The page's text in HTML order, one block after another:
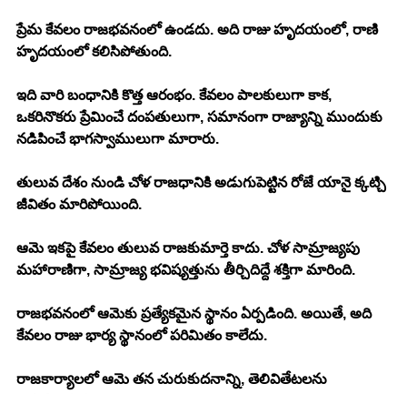
ప్రేమ కేవలం రాజభవనంలో ఉండదు. అది రాజు హృదయంలో, రాణి
హృదయంలో కలిసిపోతుంది.
ఇది వారి బంధానికి కొత్త ఆరంభం. కేవలం పాలకులుగా కాక,
ఒకరినొకరు ప్రేమించే దంపతులుగా, సమానంగా రాజ్యాన్ని ముందుకు
నడిపించే భాగస్వాములుగా మారారు.
తులువ దేశం నుండి చోళ రాజధానికి అడుగుపెట్టిన రోజే యానై క్కట్చి
జీవితం మారిపోయింది.
ఆమె ఇకపై కేవలం తులువ రాజకుమార్తె కాదు. చోళ సామ్రాజ్యపు
మహారాణిగా, సామ్రాజ్య భవిష్యత్తును తీర్చిదిద్దే శక్తిగా మారింది.
రాజభవనంలో ఆమెకు ప్రత్యేకమైన స్థానం ఏర్పడింది. అయితే, అది
కేవలం రాజు భార్య స్థానంలో పరిమితం కాలేదు.
రాజకార్యాలలో ఆమె తన చురుకుదనాన్ని, తెలివితేటలను